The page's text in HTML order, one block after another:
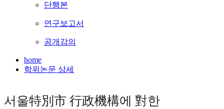
단행본
연구보고서
공개강의
home
학위논문 상세
서울特別市 行政機構에 對한